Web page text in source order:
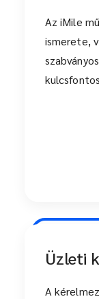
Az iMile
ismerete,
Üzleti
A